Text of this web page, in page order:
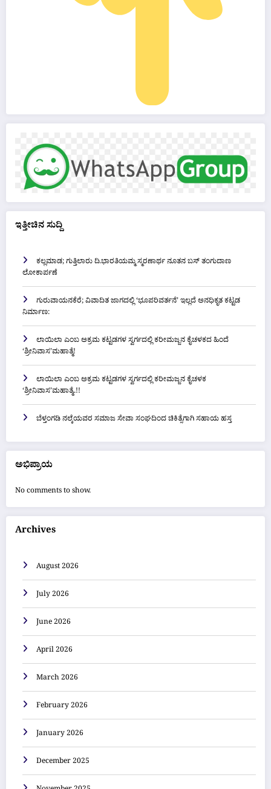
ಇತ್ತೀಚಿನ ಸುದ್ದಿ
ಕಲ್ಲಮಾಡ; ಗುತ್ತಿಲಾರು ದಿ.ಭಾರತಿಯಮ್ಮ ಸ್ಮರಣಾರ್ಥ ನೂತನ ಬಸ್ ತಂಗುದಾಣ
ಲೋಕಾರ್ಪಣೆ
ಗುರುವಾಯನಕೆರೆ; ವಿವಾದಿತ ಜಾಗದಲ್ಲಿ ‘ಭೂಪರಿವರ್ತನೆ’ ಇಲ್ಲದೆ ಅನಧಿಕೃತ ಕಟ್ಟಡ
ನಿರ್ಮಾಣ:
ಲಾಯಿಲಾ ಎಂಬ ಅಕ್ರಮ ಕಟ್ಟಡಗಳ ಸ್ವರ್ಗದಲ್ಲಿ ಕರೀಮಜ್ಜನ ಕೈಚಳಕದ ಹಿಂದೆ
‘ಶ್ರೀನಿವಾಸ’ಮಹಾತ್ಮೆ!
ಲಾಯಿಲಾ ಎಂಬ ಅಕ್ರಮ ಕಟ್ಟಡಗಳ ಸ್ವರ್ಗದಲ್ಲಿ ಕರೀಮಜ್ಜನ ಕೈಚಳಕ
‘ಶ್ರೀನಿವಾಸ’ಮಹಾತ್ಮೆ..!!
ಬೆಳ್ತಂಗಡಿ ನಲ್ಕೆಯವರ ಸಮಾಜ ಸೇವಾ ಸಂಘದಿಂದ ಚಿಕಿತ್ಸೆಗಾಗಿ ಸಹಾಯ ಹಸ್ತ
ಅಭಿಪ್ರಾಯ
No comments to show.
Archives
August 2026
July 2026
June 2026
April 2026
March 2026
February 2026
January 2026
December 2025